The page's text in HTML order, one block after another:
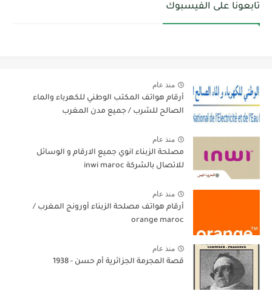
تابعونا على الفيسبوك
منذ عام
أرقام هواتف المكتب الوطني للكهرباء والماء
الصالح للشرب / جميع مدن المغرب
منذ عام
مصلحة الزبناء انوي جميع الارقام و الوسائل
للاتصال بالشركة inwi maroc
منذ عام
أرقام هواتف مصلحة الزبناء أورونج المغرب /
orange maroc
منذ عام
قصة المجرمة الجزائرية أم حسن - 1938